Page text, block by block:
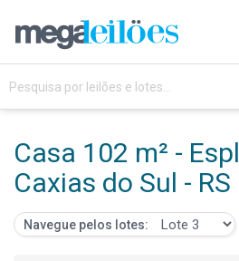
Casa 102 m² -
Caxias do Sul - RS
Navegue pelos lotes: